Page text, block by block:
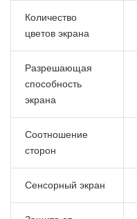
Количество
цветов экрана
Разрешающая
способность
экрана
Соотношение
сторон
Сенсорный экран